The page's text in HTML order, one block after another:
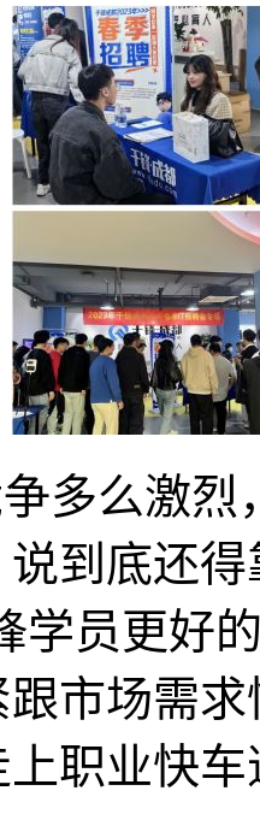
多么激
到底还
学员更好
市场需
职业快车